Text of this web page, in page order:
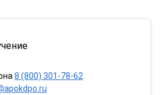
8 (800) 301-78-62